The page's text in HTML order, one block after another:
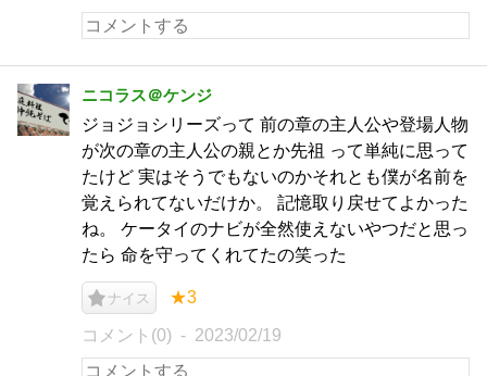
ニコラス＠ケンジ
ジョジョシリーズって 前の章の主人公や登場人物
が次の章の主人公の親とか先祖 って単純に思って
たけど 実はそうでもないのかそれとも僕が名前を
覚えられてないだけか。 記憶取り戻せてよかった
ね。 ケータイのナビが全然使えないやつだと思っ
たら 命を守ってくれてたの笑った
ナイス ★3
コメント(0) 2023/02/19